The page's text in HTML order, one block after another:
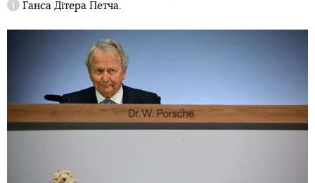
Довідка
Ганса Дітера Петча.